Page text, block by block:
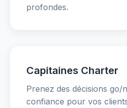
profondes.
Capitaines Charter
Prenez des décisions go/
confiance pour vos